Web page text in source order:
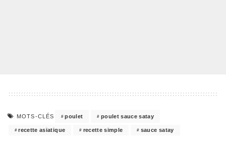
MOTS-CLÉS poulet poulet sauce satay
recette asiatique recette simple sauce satay